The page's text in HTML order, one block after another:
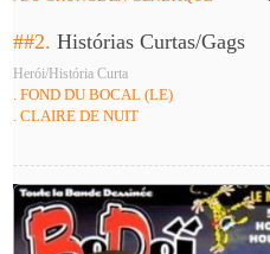
##2.Histórias Curtas/Gags
Herói/História Curta
. FOND DU BOCAL (LE)
. CLAIRE DE NUIT